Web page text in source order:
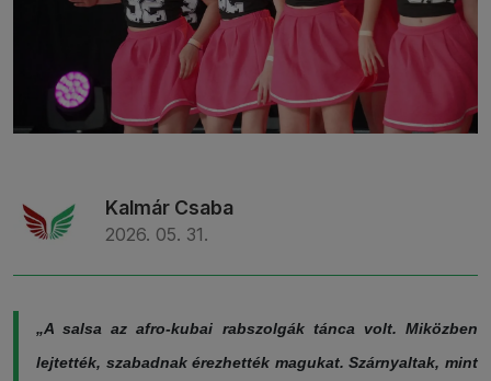
Kalmár Csaba
2026. 05. 31.
„A salsa az afro-kubai rabszolgák tánca volt. Miközben
lejtették, szabadnak érezhették magukat. Szárnyaltak, mint